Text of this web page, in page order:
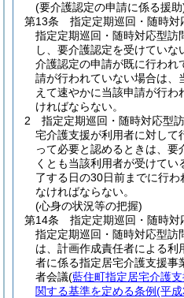
(要介護認定の申請に係る援助
第13条
指定定期巡回・随時対
指定定期巡回・随時対応型訪
し、要介護認定を受けてい
介護認定の申請が既に行われ
請が行われていない場合は、
えて速やかに当該申請が行
ければならない。
2
指定定期巡回・随時対応型
宅介護支援が利用者に対して
って必要と認めるときは、
くとも当該利用者が受けて
了する日の30日前までに行
なければならない。
(心身の状況等の把握)
第14条
指定定期巡回・随時対
指定定期巡回・随時対応型訪
は、計画作成責任者による利
者に係る指定居宅介護支援事
者会議(藍住町指定居宅介護
関する基準を定める条例(平